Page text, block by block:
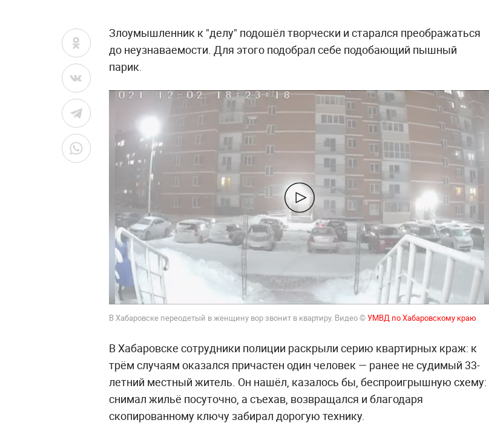
Злоумышленник к "делу" подошёл творчески и старался преображаться
до неузнаваемости. Для этого подобрал себе подобающий пышный
парик.
В Хабаровске переодетый в женщину вор звонит в квартиру. Видео ©УМВД по Хабаровскому краю
В Хабаровске сотрудники полиции раскрыли серию квартирных краж: к
трём случаям оказался причастен один человек — ранее не судимый 33-
летний местный житель. Он нашёл, казалось бы, беспроигрышную схему:
снимал жильё посуточно, а съехав, возвращался и благодаря
скопированному ключу забирал дорогую технику.